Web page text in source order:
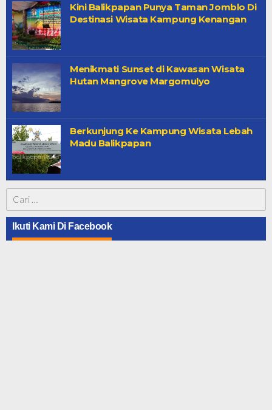
Kini Balikpapan Punya Taman Jomblo Di
Destinasi Wisata Kampung Kenangan
Menikmati Sunset di Kawasan Wisata
Hutan Mangrove Margomulyo
Berkunjung Ke Kampung Wisata Lebah
Madu Balikpapan
Cari
untuk:
Ikuti Kami Di Facebook